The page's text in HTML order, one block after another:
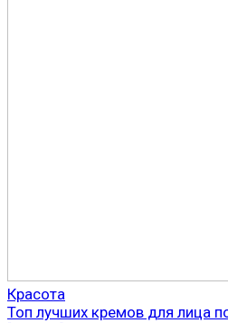
Красота
Топ лучших кремов для лица